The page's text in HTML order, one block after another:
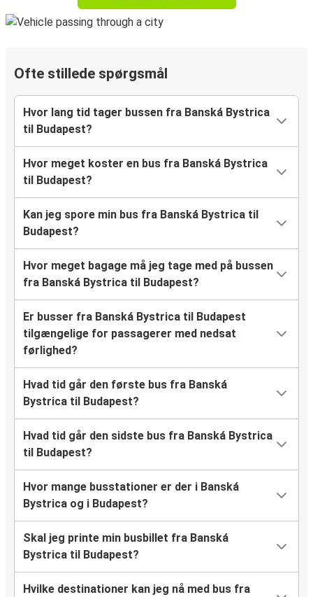
Ofte stillede spørgsmål
Hvor lang tid tager bussen fra Banská Bystrica
til Budapest?
Hvor meget koster en bus fra Banská Bystrica
til Budapest?
Kan jeg spore min bus fra Banská Bystrica til
Budapest?
Hvor meget bagage må jeg tage med på bussen
fra Banská Bystrica til Budapest?
Er busser fra Banská Bystrica til Budapest
tilgængelige for passagerer med nedsat
førlighed?
Hvad tid går den første bus fra Banská
Bystrica til Budapest?
Hvad tid går den sidste bus fra Banská Bystrica
til Budapest?
Hvor mange busstationer er der i Banská
Bystrica og i Budapest?
Skal jeg printe min busbillet fra Banská
Bystrica til Budapest?
Hvilke destinationer kan jeg nå med bus fra